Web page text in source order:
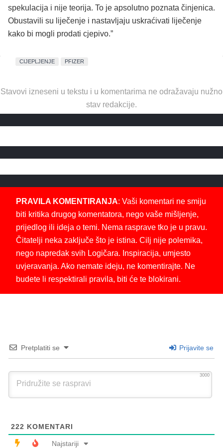
spekulacija i nije teorija. To je apsolutno poznata činjenica.
Obustavili su liječenje i nastavljaju uskraćivati liječenje
kako bi mogli prodati cjepivo.”
CIJEPLJENJE PFIZER
Stavovi izneseni u tekstu i u komentarima ne odražavaju nužno
stav redakcije.
PRAVILA KOMENTIRANJA: Vaši komentari ne smiju
biti kritika drugog komentatora, nego vaše mišljenje,
prijedlog ili ideja o temi. Nema rasprave tko je u pravu.
Čitatelji neka zaključe što je istina. Cilj nije polemika,
nego napredak svih Logičara. Inspiracija, umjesto
uvjeravanja. Ako nemate ideju, ne komentirajte. Ne
budete li respektirali pravila, biti će te blokirani.
Pretplatiti se Prijavite se
3000
222 KOMENTARI
Najstariji